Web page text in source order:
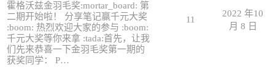
霍格沃兹金羽毛奖:mortar_board: 第
二期开始啦！ 分享笔记赢千元大奖
:boom: 热烈欢迎大家的参与 :boom:
千元大奖等你来拿 :tada:首先，让我
们先来恭喜一下金羽毛奖第一期的
获奖同学： P…
11
2022 年10
月 8 日